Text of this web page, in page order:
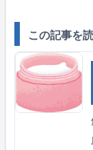
この記事を